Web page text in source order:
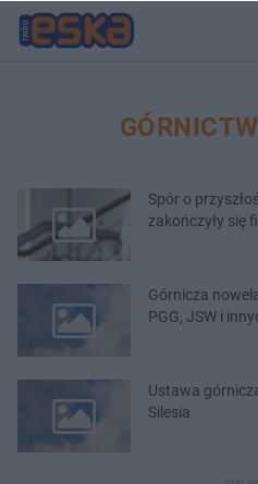
Spór o
zakończyły się
Górnicza
PGG, JSW i
Ustawa
Silesia